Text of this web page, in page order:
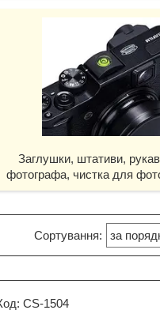
Заглушки, штативи,
фотографа, чистка для
CS-1504